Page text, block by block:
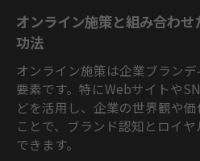
オンライン施策と組み合わ
功法
オンライン施策は企業ブラン
要素です。特にWebサイトや
どを活用し、企業の世界観や
ことで、ブランド認知とロイ
できます。